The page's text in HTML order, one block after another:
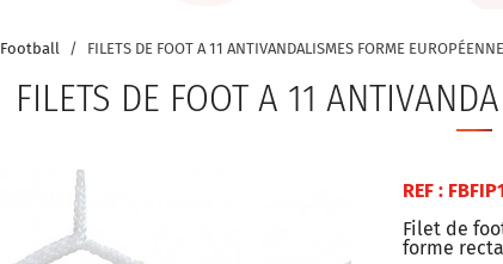
Football FILETS DE FOOT A 11 ANTIVANDALISMES FORME EUROPÉENNE
FILETS DE FOOT A 11
REF :
Filet de
forme